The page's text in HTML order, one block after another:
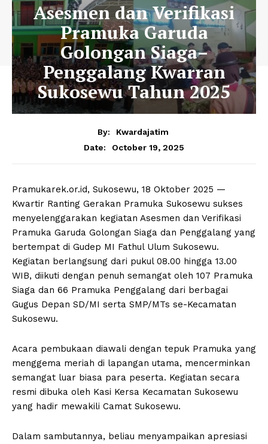
Asesmen dan Verifikasi
Pramuka Garuda
Golongan Siaga–
Penggalang Kwarran
Sukosewu Tahun 2025
By:
Kwardajatim
Date:
October 19, 2025
Pramukarek.or.id, Sukosewu, 18 Oktober 2025 —
Kwartir Ranting Gerakan Pramuka Sukosewu sukses
menyelenggarakan kegiatan Asesmen dan Verifikasi
Pramuka Garuda Golongan Siaga dan Penggalang yang
bertempat di Gudep MI Fathul Ulum Sukosewu.
Kegiatan berlangsung dari pukul 08.00 hingga 13.00
WIB, diikuti dengan penuh semangat oleh 107 Pramuka
Siaga dan 66 Pramuka Penggalang dari berbagai
Gugus Depan SD/MI serta SMP/MTs se-Kecamatan
Sukosewu.
Acara pembukaan diawali dengan tepuk Pramuka yang
menggema meriah di lapangan utama, mencerminkan
semangat luar biasa para peserta. Kegiatan secara
resmi dibuka oleh Kasi Kersa Kecamatan Sukosewu
yang hadir mewakili Camat Sukosewu.
Dalam sambutannya, beliau menyampaikan apresiasi